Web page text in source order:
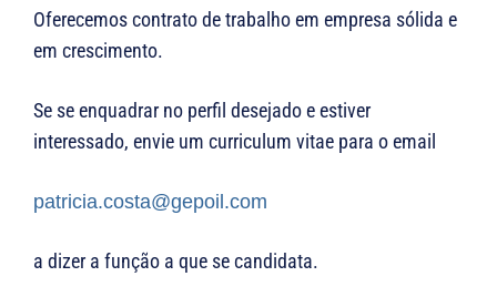
Oferecemos contrato de trabalho em empresa sólida e
em crescimento.
Se se enquadrar no perfil desejado e estiver
interessado, envie um curriculum vitae para o email
patricia.costa@gepoil.com
a dizer a função a que se candidata.